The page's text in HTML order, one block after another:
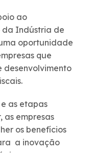
ao
da Indústria de
oportunidade
que
desenvolvimento
as etapas
as empresas
os benefícios
a inovação